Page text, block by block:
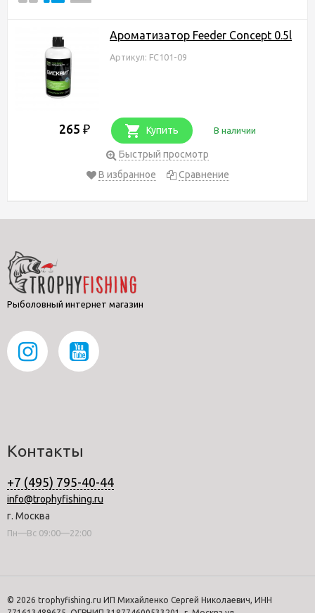
Ароматизатор Feeder Concept 0.5l
Артикул: FC101-09
265 ₽ Купить В наличии
Быстрый просмотр
В избранное
Сравнение
Рыболовный интернет магазин
Контакты
+7 (495) 795-40-44
info@trophyfishing.ru
г. Москва
Пн—Вс 09:00—22:00
© 2026 trophyfishing.ru ИП Михайленко Сергей Николаевич, ИНН